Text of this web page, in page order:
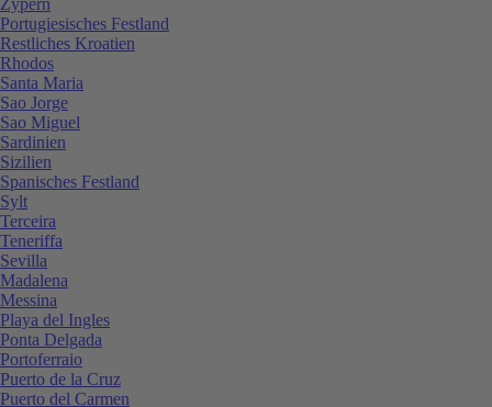
Portugiesisches Festland
Restliches Kroatien
Rhodos
Santa Maria
Sao Jorge
Sao Miguel
Sardinien
Sizilien
Spanisches Festland
Sylt
Terceira
Teneriffa
Sevilla
Madalena
Messina
Playa del Ingles
Ponta Delgada
Portoferraio
Puerto de la Cruz
Puerto del Carmen